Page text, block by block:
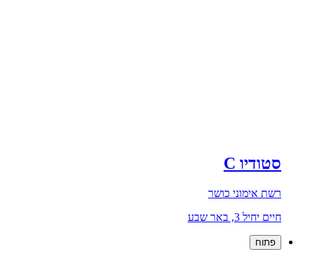
סטודיו C
רשת אימוני כושר
חיים יחיל 3, באר שבע
פתוח